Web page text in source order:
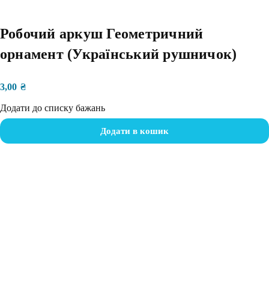
Робочий аркуш Геометричний
орнамент (Український рушничок)
3,00 ₴
Додати до списку бажань
Додати в кошик